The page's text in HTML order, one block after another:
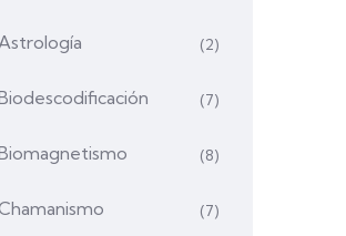
(2)
(7)
(8)
(7)